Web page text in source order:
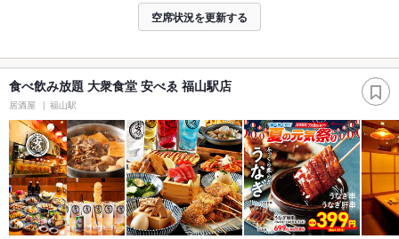
空席状況を更新する
食べ飲み放題 大衆食堂 安べゑ 福山駅店
居酒屋 福山駅